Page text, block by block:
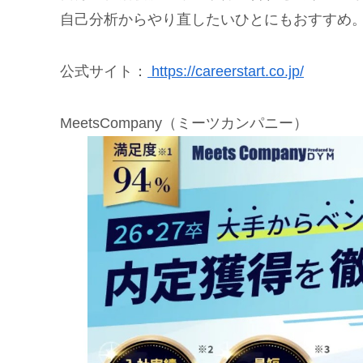
自己分析からやり直したいひとにもおすすめ
公式サイト： https://careerstart.co.jp/
MeetsCompany（ミーツカンパニー）